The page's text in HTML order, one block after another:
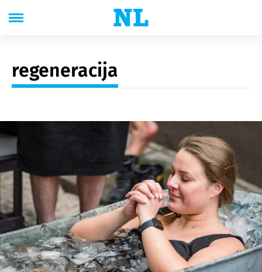
regeneracija